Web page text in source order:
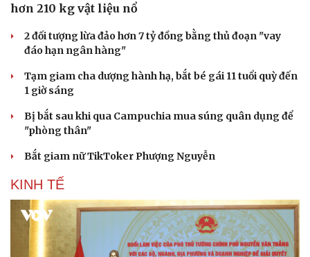
Tư vấn
Săn Tour
check-in
Câu chuyện thời sự
Đọc truyện đêm khuya
Cửa sổ tình yêu
hơn 210 kg vật liệu nổ
2 đối tượng lừa đảo hơn 7 tỷ đồng bằng thủ đoạn "vay
đáo hạn ngân hàng"
Tạm giam cha dượng hành hạ, bắt bé gái 11 tuổi quỳ đến
1 giờ sáng
Bị bắt sau khi qua Campuchia mua súng quân dụng để
"phòng thân"
Bắt giam nữ TikToker Phượng Nguyễn
KINH TẾ